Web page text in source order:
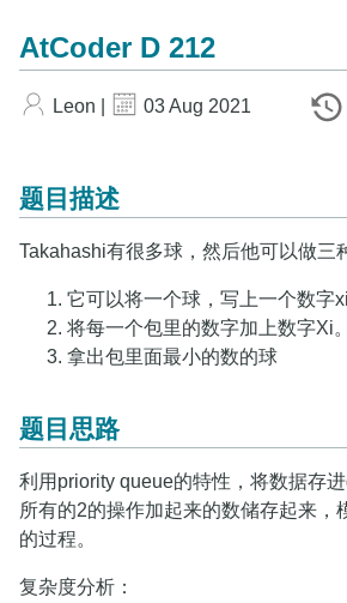
AtCoder D 212
Leon | 03 Aug 2021
题目描述
Takahashi有很多球，然后他可以做三
它可以将一个球，写上一个数字
将每一个包里的数字加上数字Xi。
拿出包里面最小的数的球
题目思路
利用priority queue的特性，将数据存
所有的2的操作加起来的数储存起来，
的过程。
复杂度分析：